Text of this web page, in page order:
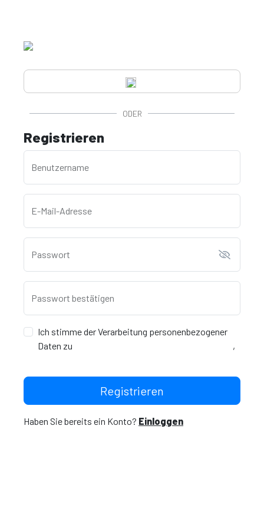
ODER
Registrieren
Benutzername
E-Mail-Adresse
Passwort
Passwort bestätigen
Ich stimme der Verarbeitung personenbezogener
Daten zu
,
Registrieren
Haben Sie bereits ein Konto? Einloggen